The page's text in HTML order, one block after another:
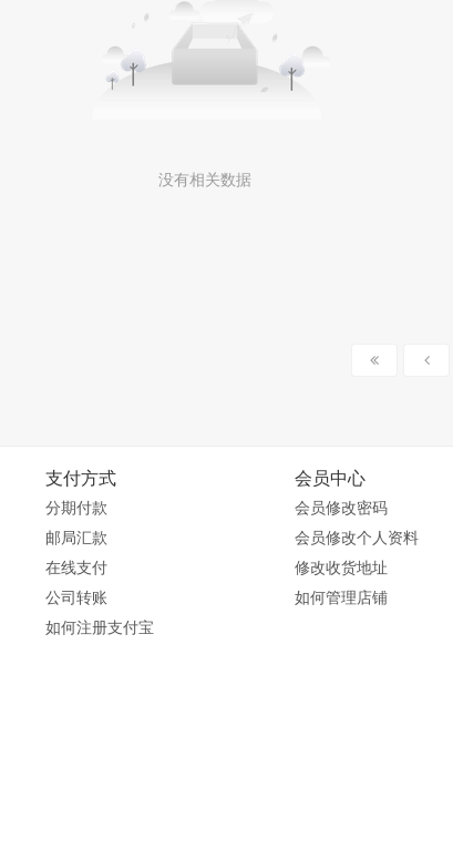
没有相关数据
支付方式
分期付款
邮局汇款
在线支付
公司转账
如何注册支付宝
会员中心
会员修改密码
会员修改个人资料
修改收货地址
如何管理店铺